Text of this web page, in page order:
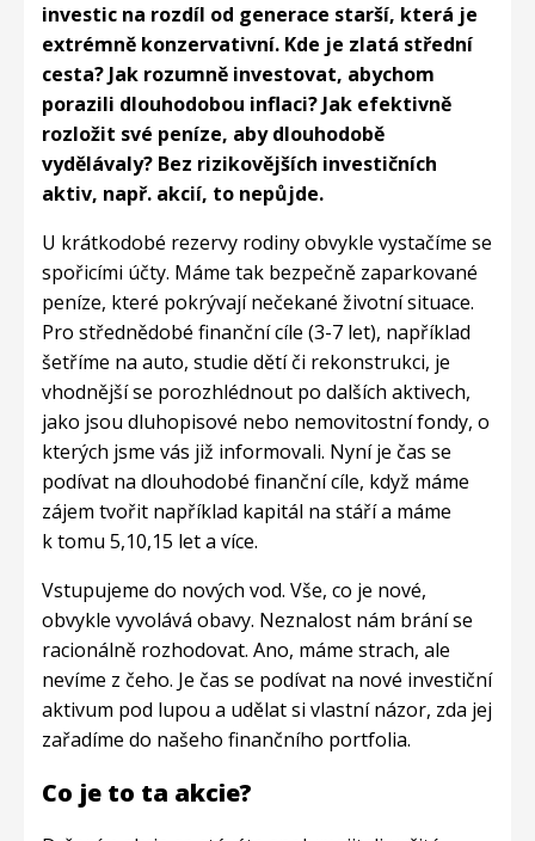
investic na rozdíl od generace starší, která je
extrémně konzervativní. Kde je zlatá střední
cesta? Jak rozumně investovat, abychom
porazili dlouhodobou inflaci? Jak efektivně
rozložit své peníze, aby dlouhodobě
vydělávaly? Bez rizikovějších investičních
aktiv, např. akcií, to nepůjde.
U krátkodobé rezervy rodiny obvykle vystačíme se
spořicími účty. Máme tak bezpečně zaparkované
peníze, které pokrývají nečekané životní situace.
Pro střednědobé finanční cíle (3-7 let), například
šetříme na auto, studie dětí či rekonstrukci, je
vhodnější se porozhlédnout po dalších aktivech,
jako jsou dluhopisové nebo nemovitostní fondy, o
kterých jsme vás již informovali. Nyní je čas se
podívat na dlouhodobé finanční cíle, když máme
zájem tvořit například kapitál na stáří a máme
k tomu 5,10,15 let a více.
Vstupujeme do nových vod. Vše, co je nové,
obvykle vyvolává obavy. Neznalost nám brání se
racionálně rozhodovat. Ano, máme strach, ale
nevíme z čeho. Je čas se podívat na nové investiční
aktivum pod lupou a udělat si vlastní názor, zda jej
zařadíme do našeho finančního portfolia.
Co je to ta akcie?